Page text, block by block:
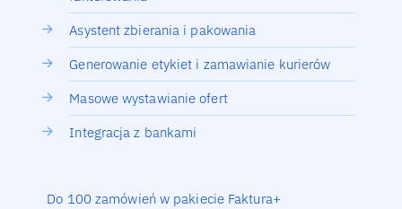
Asystent zbierania i pakowania
Generowanie etykiet i zamawianie kurierów
Masowe wystawianie ofert
Integracja z bankami
Do 100 zamówień w pakiecie Faktura+